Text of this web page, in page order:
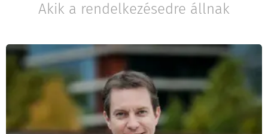
Akik a rendelkezésedre állnak